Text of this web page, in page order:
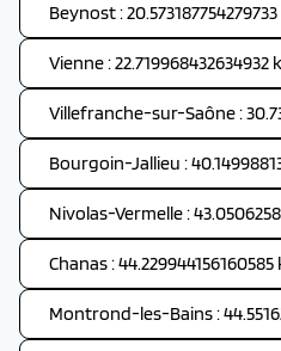
Beynost :
Vienne : 22.719968432634932
Villefranche-sur-Saône :
Bourgoin-Jallieu :
Nivolas-Vermelle :
Chanas : 44.229944156160585
Montrond-les-Bains :